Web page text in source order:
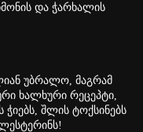
და ჭარხალის
უბრალო, მაგრამ
ხალხური რეცეპტი,
შლის ტოქსინებს